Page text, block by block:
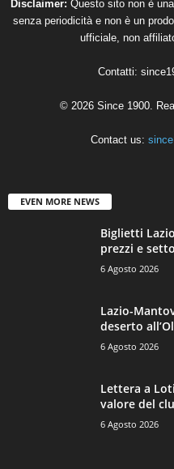
Disclaimer: Questo sito non è
senza periodicità e non è un
ufficiale, non
Contatti:
© 2026 Since 1900.
Contact us:
EVEN MORE NEWS
Biglietti
prezzi e
6 Agosto 2026
Lazio-
deserto
6 Agosto 2026
Lettera a
valore del
6 Agosto 2026